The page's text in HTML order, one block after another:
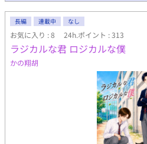
長編 連載中 なし
お気に入り : 8 24h.ポイント : 313
ラジカルな君 ロジカルな僕
かの翔胡